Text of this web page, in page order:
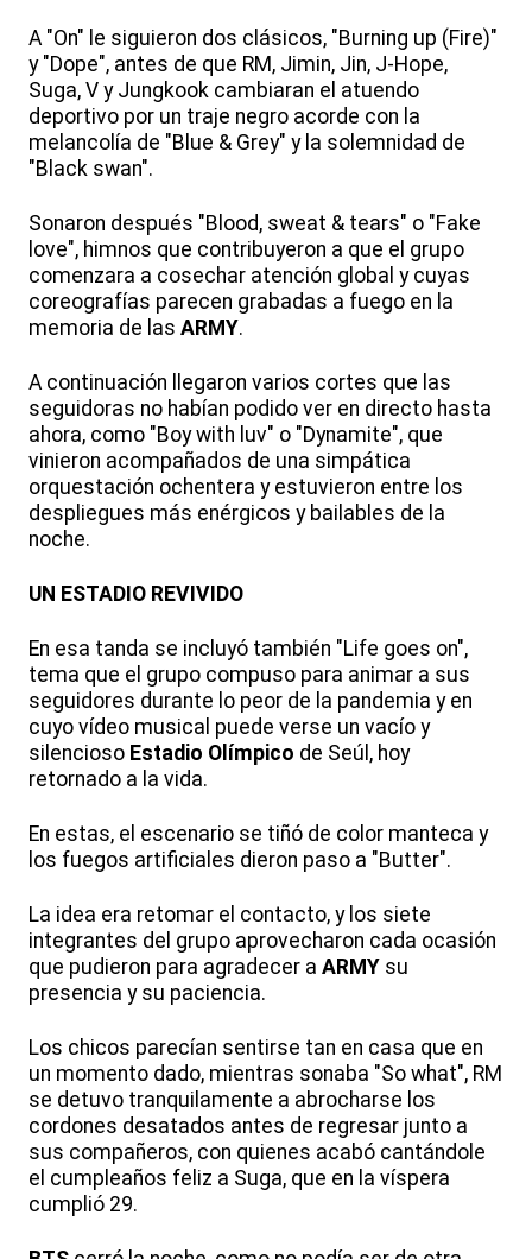
A "On" le siguieron dos clásicos, "Burning up (Fire)"
y "Dope", antes de que RM, Jimin, Jin, J-Hope,
Suga, V y Jungkook cambiaran el atuendo
deportivo por un traje negro acorde con la
melancolía de "Blue & Grey" y la solemnidad de
"Black swan".
Sonaron después "Blood, sweat & tears" o "Fake
love", himnos que contribuyeron a que el grupo
comenzara a cosechar atención global y cuyas
coreografías parecen grabadas a fuego en la
memoria de las ARMY.
A continuación llegaron varios cortes que las
seguidoras no habían podido ver en directo hasta
ahora, como "Boy with luv" o "Dynamite", que
vinieron acompañados de una simpática
orquestación ochentera y estuvieron entre los
despliegues más enérgicos y bailables de la
noche.
UN ESTADIO REVIVIDO
En esa tanda se incluyó también "Life goes on",
tema que el grupo compuso para animar a sus
seguidores durante lo peor de la pandemia y en
cuyo vídeo musical puede verse un vacío y
silencioso Estadio Olímpico de Seúl, hoy
retornado a la vida.
En estas, el escenario se tiñó de color manteca y
los fuegos artificiales dieron paso a "Butter".
La idea era retomar el contacto, y los siete
integrantes del grupo aprovecharon cada ocasión
que pudieron para agradecer a ARMY su
presencia y su paciencia.
Los chicos parecían sentirse tan en casa que en
un momento dado, mientras sonaba "So what", RM
se detuvo tranquilamente a abrocharse los
cordones desatados antes de regresar junto a
sus compañeros, con quienes acabó cantándole
el cumpleaños feliz a Suga, que en la víspera
cumplió 29.